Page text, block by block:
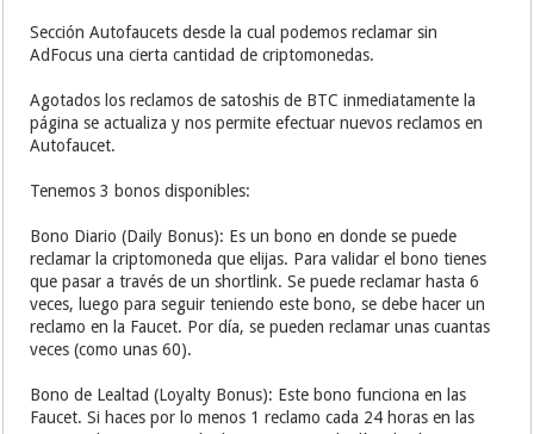
Sección Autofaucets desde la cual podemos reclamar sin
AdFocus una cierta cantidad de criptomonedas.
Agotados los reclamos de satoshis de BTC inmediatamente la
página se actualiza y nos permite efectuar nuevos reclamos en
Autofaucet.
Tenemos 3 bonos disponibles:
Bono Diario (Daily Bonus): Es un bono en donde se puede
reclamar la criptomoneda que elijas. Para validar el bono tienes
que pasar a través de un shortlink. Se puede reclamar hasta 6
veces, luego para seguir teniendo este bono, se debe hacer un
reclamo en la Faucet. Por día, se pueden reclamar unas cuantas
veces (como unas 60).
Bono de Lealtad (Loyalty Bonus): Este bono funciona en las
Faucet. Si haces por lo menos 1 reclamo cada 24 horas en las